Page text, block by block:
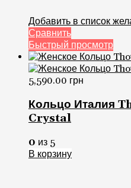
Добавить в список
Сравнить
Быстрый просмотр
5,590.00 грн
Кольцо Италия
Crystal
0 из 5
В корзину